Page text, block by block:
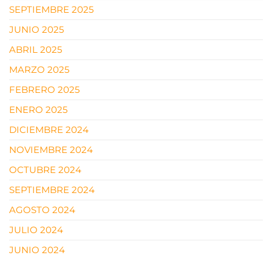
SEPTIEMBRE 2025
JUNIO 2025
ABRIL 2025
MARZO 2025
FEBRERO 2025
ENERO 2025
DICIEMBRE 2024
NOVIEMBRE 2024
OCTUBRE 2024
SEPTIEMBRE 2024
AGOSTO 2024
JULIO 2024
JUNIO 2024